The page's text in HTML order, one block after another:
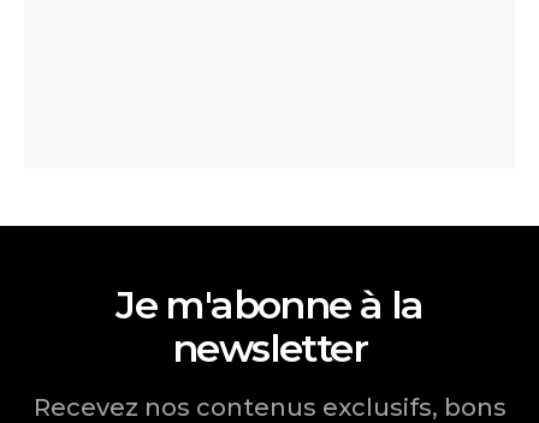
Je m'abonne à la
newsletter
Recevez nos contenus exclusifs, bons